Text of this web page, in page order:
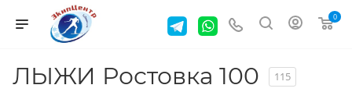
0
ЛЫЖИ Ростовка 100 115